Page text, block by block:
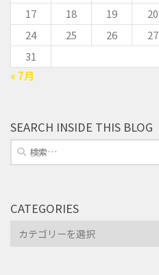
17
18 19 20
24
25 26 27
31
« 7月
SEARCH INSIDE THIS BLOG
検
索:
CATEGORIES
Categories